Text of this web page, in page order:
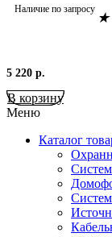
Наличие по запросу
★
5 220 р.
В корзину
Меню
Каталог